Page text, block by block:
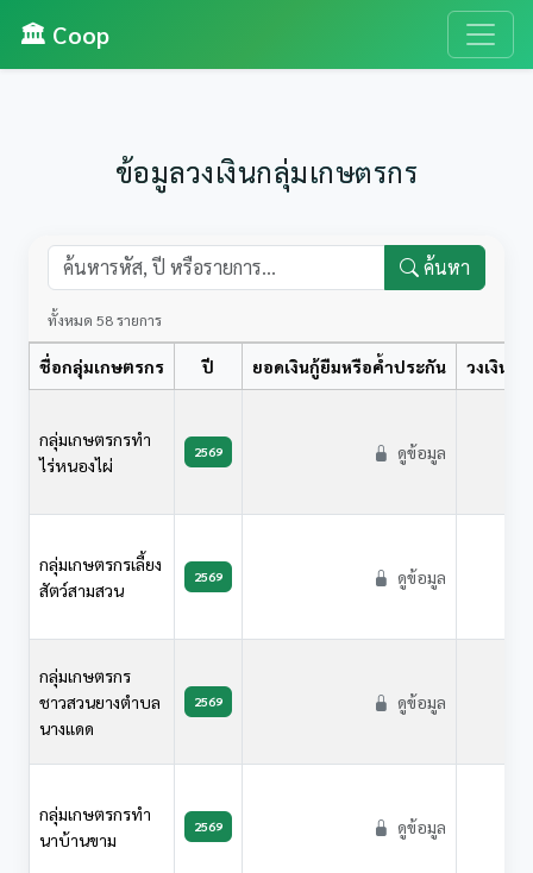
🏛️ Coop
ข้อมูลวงเงินกลุ่มเกษตรกร
ค้นหา
ทั้งหมด 58 รายการ
ชื่อกลุ่มเกษตรกร ปี ยอดเงินกู้ยืมหรือค้ำประกัน วงเงินด
กลุ่มเกษตรกรทำ
ไร่หนองไผ่
2569 ดูข้อมูล
กลุ่มเกษตรกรเลี้ยง
สัตว์สามสวน
2569 ดูข้อมูล
กลุ่มเกษตรกร
ชาวสวนยางตำบล
นางแดด
2569 ดูข้อมูล
กลุ่มเกษตรกรทำ
นาบ้านขาม
2569 ดูข้อมูล